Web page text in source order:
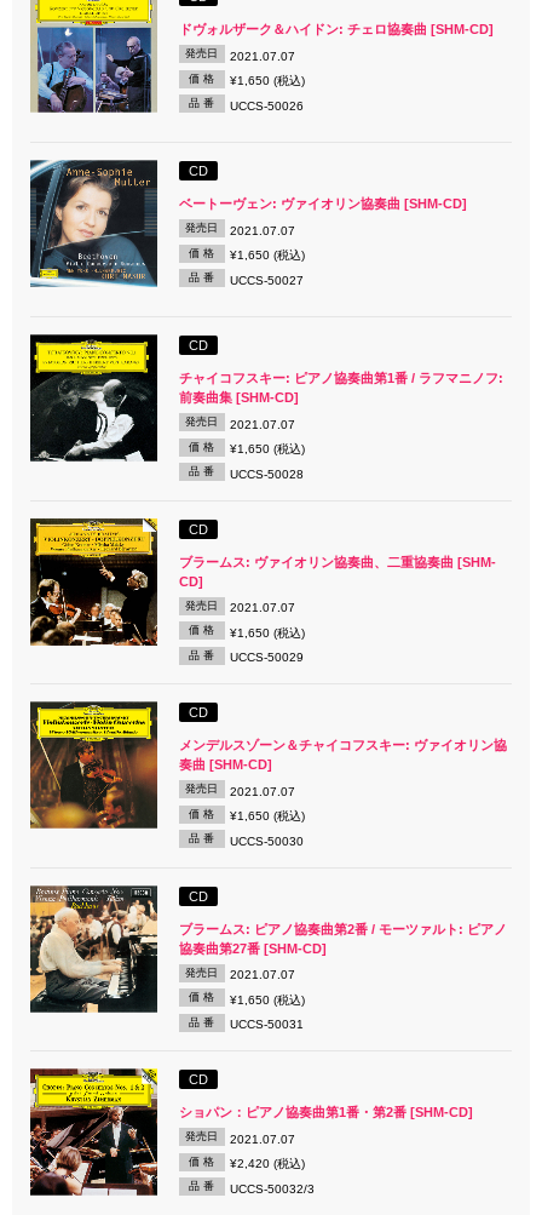
ドヴォルザーク＆ハイドン: チェロ協奏曲 [SHM-CD]
発売日 2021.07.07
価 格 ¥1,650 (税込)
品 番 UCCS-50026
CD
ベートーヴェン: ヴァイオリン協奏曲 [SHM-CD]
発売日 2021.07.07
価 格 ¥1,650 (税込)
品 番 UCCS-50027
CD
チャイコフスキー: ピアノ協奏曲第1番 / ラフマニノフ:
前奏曲集 [SHM-CD]
発売日 2021.07.07
価 格 ¥1,650 (税込)
品 番 UCCS-50028
CD
ブラームス: ヴァイオリン協奏曲、二重協奏曲 [SHM-
CD]
発売日 2021.07.07
価 格 ¥1,650 (税込)
品 番 UCCS-50029
CD
メンデルスゾーン＆チャイコフスキー: ヴァイオリン協
奏曲 [SHM-CD]
発売日 2021.07.07
価 格 ¥1,650 (税込)
品 番 UCCS-50030
CD
ブラームス: ピアノ協奏曲第2番 / モーツァルト: ピアノ
協奏曲第27番 [SHM-CD]
発売日 2021.07.07
価 格 ¥1,650 (税込)
品 番 UCCS-50031
CD
ショパン：ピアノ協奏曲第1番・第2番 [SHM-CD]
発売日 2021.07.07
価 格 ¥2,420 (税込)
品 番 UCCS-50032/3